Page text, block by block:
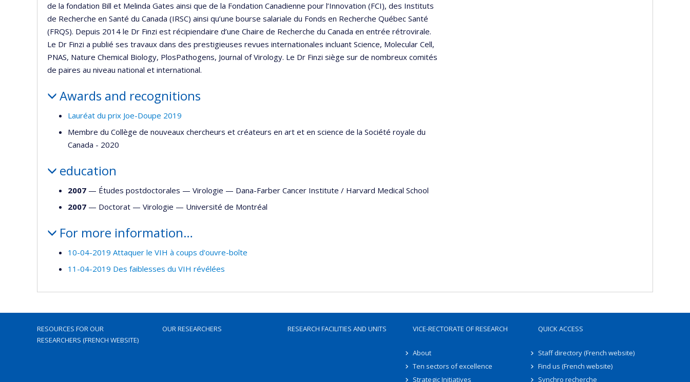
de la fondation Bill et Melinda Gates ainsi que de la Fondation Canadienne pour l’Innovation (FCI), des Instituts
de Recherche en Santé du Canada (IRSC) ainsi qu’une bourse salariale du Fonds en Recherche Québec Santé
(FRQS). Depuis 2014 le Dr Finzi est récipiendaire d’une Chaire de Recherche du Canada en entrée rétrovirale.
Le Dr Finzi a publié ses travaux dans des prestigieuses revues internationales incluant Science, Molecular Cell,
PNAS, Nature Chemical Biology, PlosPathogens, Journal of Virology. Le Dr Finzi siège sur de nombreux comités
de paires au niveau national et international.
Awards and recognitions
Lauréat du prix Joe-Doupe 2019
Membre du Collège de nouveaux chercheurs et créateurs en art et en science de la Société royale du
Canada - 2020
education
2007 — Études postdoctorales — Virologie — Dana-Farber Cancer Institute / Harvard Medical School
2007 — Doctorat — Virologie — Université de Montréal
For more information…
10-04-2019 Attaquer le VIH à coups d'ouvre-boîte
11-04-2019 Des faiblesses du VIH révélées
RESOURCES FOR OUR
RESEARCHERS (FRENCH WEBSITE)
OUR RESEARCHERS RESEARCH FACILITIES AND UNITS VICE-RECTORATE OF RESEARCH
About
Ten sectors of excellence
Strategic Initiatives
QUICK ACCESS
Staff directory (French website)
Find us (French website)
Synchro recherche